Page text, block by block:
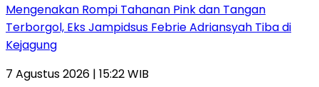
Mengenakan Rompi Tahanan Pink dan Tangan
Terborgol, Eks Jampidsus Febrie Adriansyah Tiba di
Kejagung
7 Agustus 2026 | 15:22 WIB